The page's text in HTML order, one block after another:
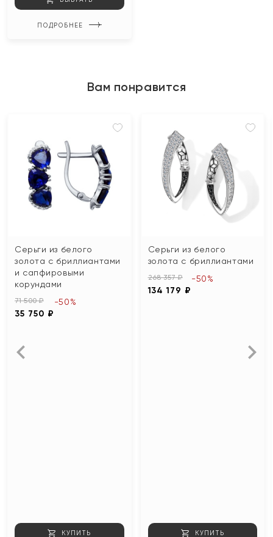
ПОДРОБНЕЕ
Вам понравится
Серьги из белого
золота с бриллиантами
и сапфировыми
корундами
71 500 ₽
35 750 ₽
-50%
КУПИТЬ
Серьги из белого
золота с бриллиантами
268 357 ₽
134 179 ₽
-50%
КУПИТЬ